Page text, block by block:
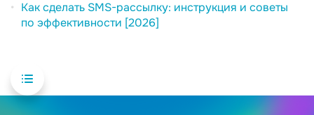
Как сделать SMS-рассылку: инструкция и советы
по эффективности [2026]